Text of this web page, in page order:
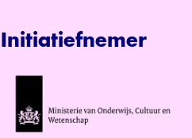
Initiatiefnemer